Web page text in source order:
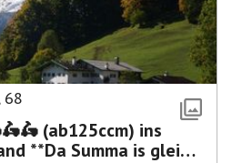
68
**Da Summa is glei